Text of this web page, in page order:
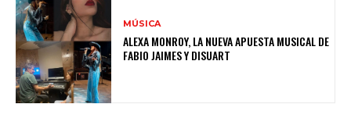
MÚSICA
ALEXA MONROY, LA NUEVA APUESTA MUSICAL DE
FABIO JAIMES Y DISUART